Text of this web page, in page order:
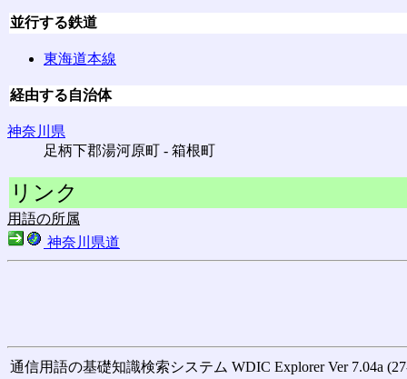
並行する鉄道
東海道本線
経由する自治体
神奈川県
足柄下郡湯河原町 ‐ 箱根町
リンク
用語の所属
神奈川県道
通信用語の基礎知識検索システム WDIC Explorer Ver 7.04a